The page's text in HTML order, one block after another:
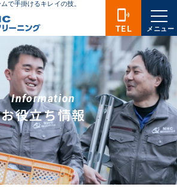
Information
お役立ち情報
phonelink_ring
TEL メニュー